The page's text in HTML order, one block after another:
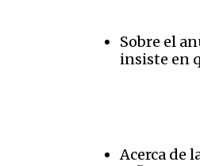
Sobre el
insiste en
Acerca de